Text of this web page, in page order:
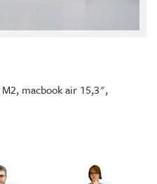
M2, macbook air 15,3",